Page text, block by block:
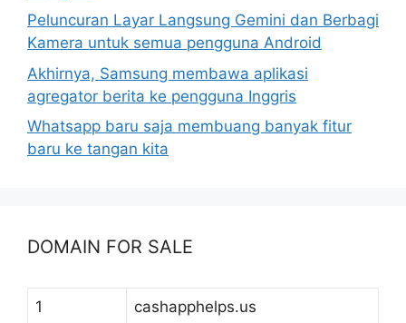
Peluncuran Layar Langsung Gemini dan Berbagi
Kamera untuk semua pengguna Android
Akhirnya, Samsung membawa aplikasi
agregator berita ke pengguna Inggris
Whatsapp baru saja membuang banyak fitur
baru ke tangan kita
DOMAIN FOR SALE
1 cashapphelps.us